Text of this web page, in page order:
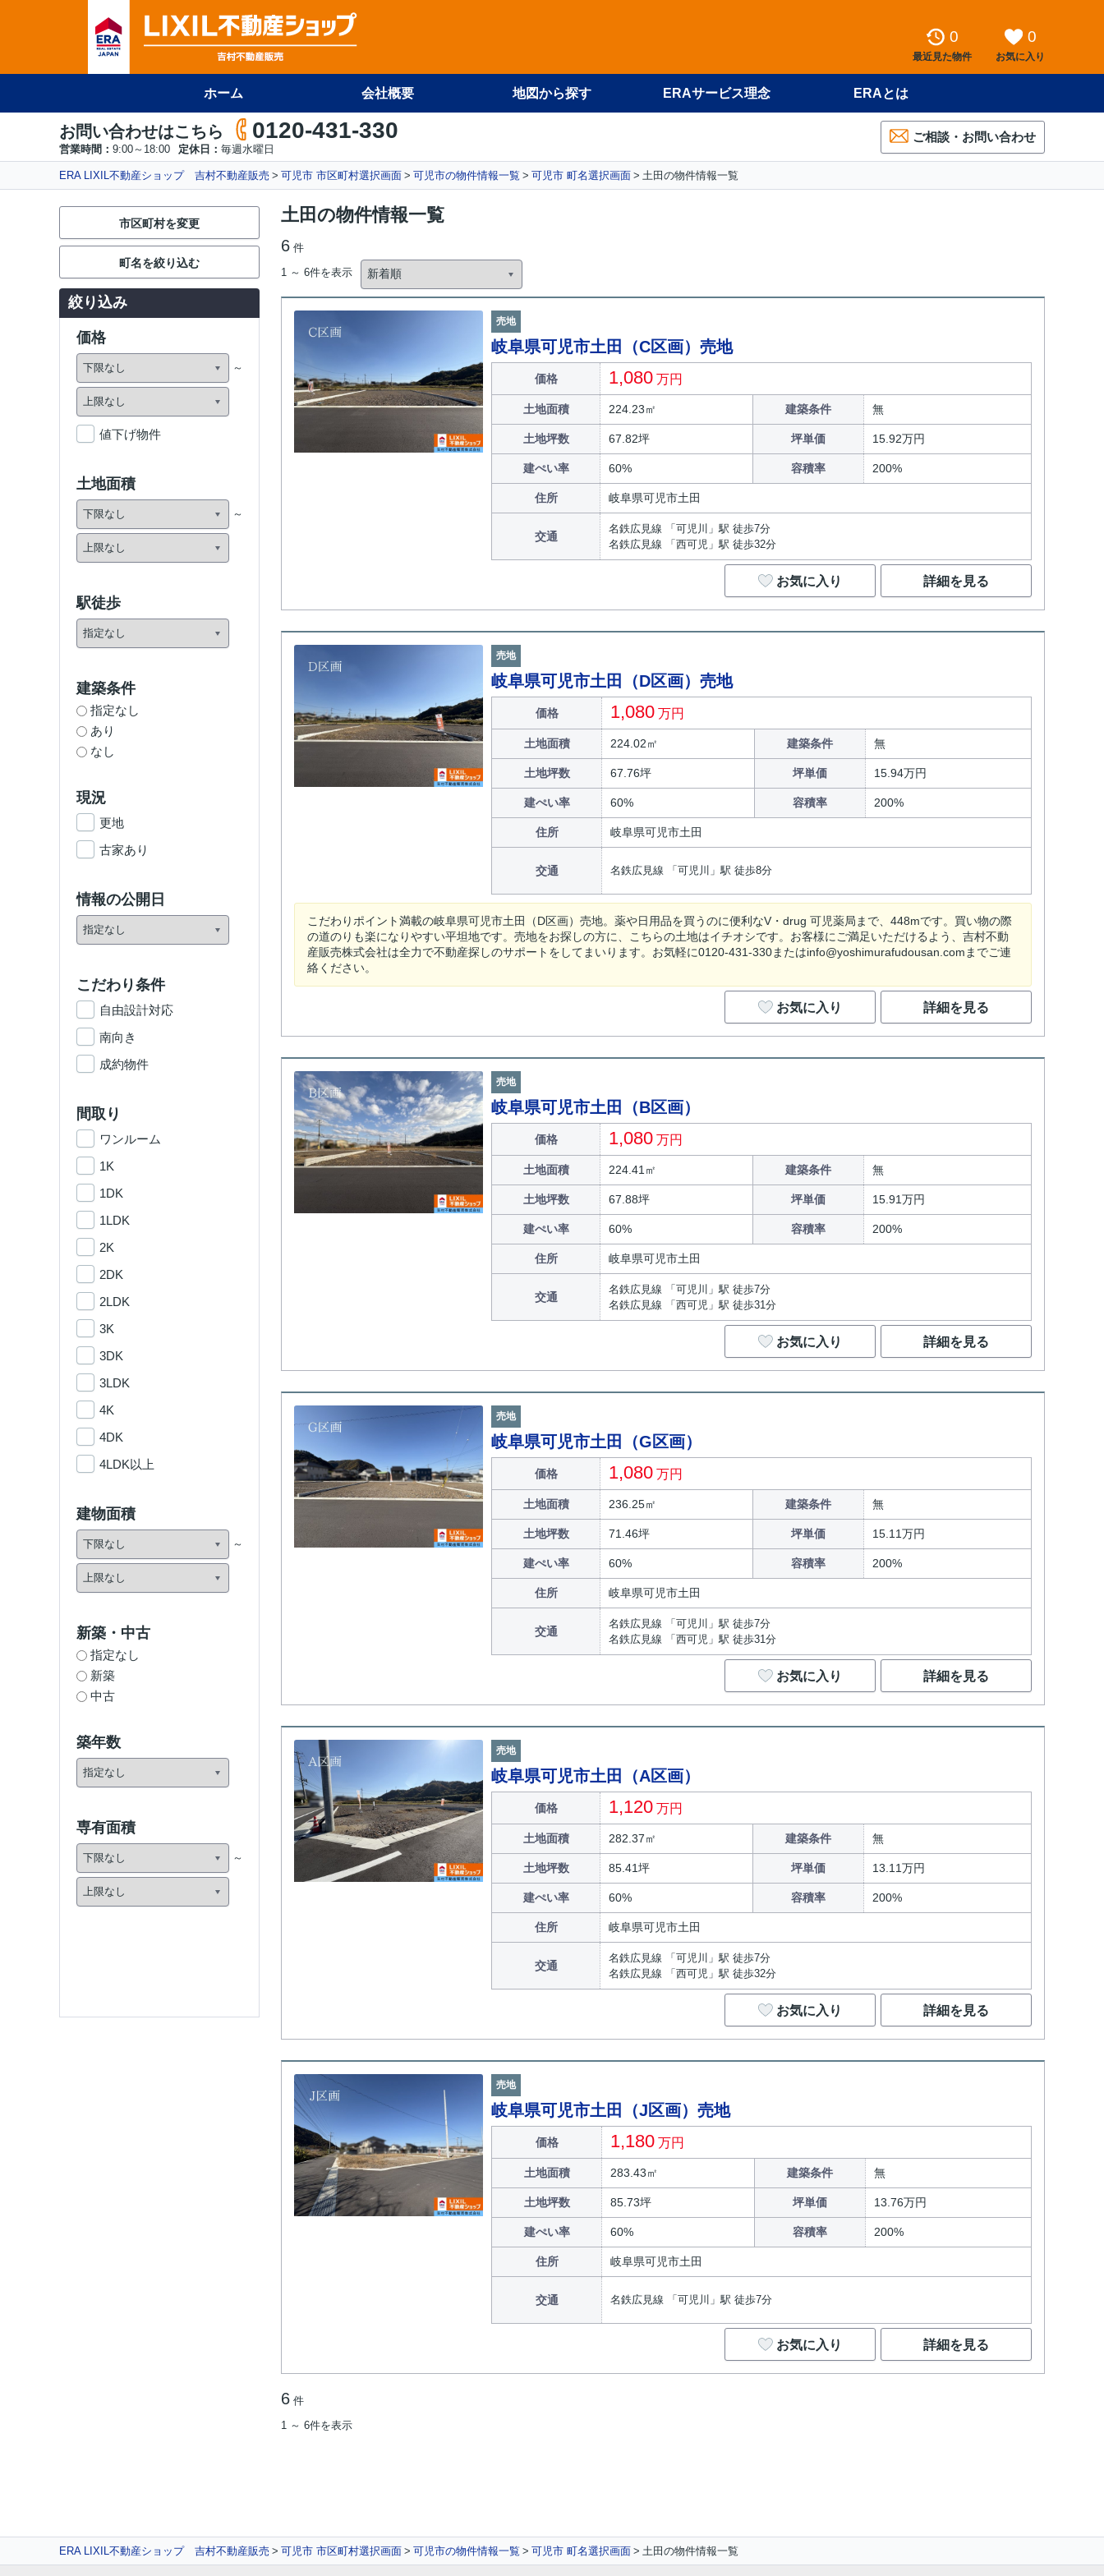
0
最近見た物件
0
お気に入り
ホーム 会社概要 地図から探す ERAサービス理念 ERAとは
お問い合わせはこちら 0120-431-330
営業時間： 9:00～18:00 定休日： 毎週水曜日
ご相談・お問い合わせ
ERA LIXIL不動産ショップ 吉村不動産販売 可児市 市区町村選択画面 可児市の物件情報一覧 可児市 町名選択画面 土田の物件情報一覧
土田の物件情報一覧
6 件
1 ～ 6件を表示
売地
岐阜県可児市土田（C区画）売地
価格 1,080 万円
土地面積 224.23㎡ 建築条件 無
土地坪数 67.82坪 坪単価 15.92万円
建ぺい率 60% 容積率 200%
住所 岐阜県可児市土田
交通
名鉄広見線 「可児川」駅 徒歩7分
名鉄広見線 「西可児」駅 徒歩32分
お気に入り 詳細を見る
売地
岐阜県可児市土田（D区画）売地
価格 1,080 万円
土地面積 224.02㎡ 建築条件 無
土地坪数 67.76坪 坪単価 15.94万円
建ぺい率 60% 容積率 200%
住所 岐阜県可児市土田
交通 名鉄広見線 「可児川」駅 徒歩8分
こだわりポイント満載の岐阜県可児市土田（D区画）売地。薬や日用品を買うのに便利なV・drug 可児薬局まで、448mです。買い物の際
の道のりも楽になりやすい平坦地です。売地をお探しの方に、こちらの土地はイチオシです。お客様にご満足いただけるよう、吉村不動
産販売株式会社は全力で不動産探しのサポートをしてまいります。お気軽に0120-431-330またはinfo@yoshimurafudousan.comまでご連
絡ください。
お気に入り 詳細を見る
売地
岐阜県可児市土田（B区画）
価格 1,080 万円
土地面積 224.41㎡ 建築条件 無
土地坪数 67.88坪 坪単価 15.91万円
建ぺい率 60% 容積率 200%
住所 岐阜県可児市土田
交通
名鉄広見線 「可児川」駅 徒歩7分
名鉄広見線 「西可児」駅 徒歩31分
お気に入り 詳細を見る
売地
岐阜県可児市土田（G区画）
価格 1,080 万円
土地面積 236.25㎡ 建築条件 無
土地坪数 71.46坪 坪単価 15.11万円
建ぺい率 60% 容積率 200%
住所 岐阜県可児市土田
交通
名鉄広見線 「可児川」駅 徒歩7分
名鉄広見線 「西可児」駅 徒歩31分
お気に入り 詳細を見る
売地
岐阜県可児市土田（A区画）
価格 1,120 万円
土地面積 282.37㎡ 建築条件 無
土地坪数 85.41坪 坪単価 13.11万円
建ぺい率 60% 容積率 200%
住所 岐阜県可児市土田
交通
名鉄広見線 「可児川」駅 徒歩7分
名鉄広見線 「西可児」駅 徒歩32分
お気に入り 詳細を見る
売地
岐阜県可児市土田（J区画）売地
価格 1,180 万円
土地面積 283.43㎡ 建築条件 無
土地坪数 85.73坪 坪単価 13.76万円
建ぺい率 60% 容積率 200%
住所 岐阜県可児市土田
交通 名鉄広見線 「可児川」駅 徒歩7分
お気に入り 詳細を見る
6 件
1 ～ 6件を表示
市区町村を変更
町名を絞り込む
絞り込み
価格
値下げ物件
土地面積
駅徒歩
建築条件
指定なし
あり
なし
現況
更地
古家あり
情報の公開日
こだわり条件
自由設計対応
南向き
成約物件
間取り
ワンルーム
1K
1DK
1LDK
2K
2DK
2LDK
3K
3DK
3LDK
4K
4DK
4LDK以上
建物面積
新築・中古
指定なし
新築
中古
築年数
専有面積
ERA LIXIL不動産ショップ 吉村不動産販売 可児市 市区町村選択画面 可児市の物件情報一覧 可児市 町名選択画面 土田の物件情報一覧